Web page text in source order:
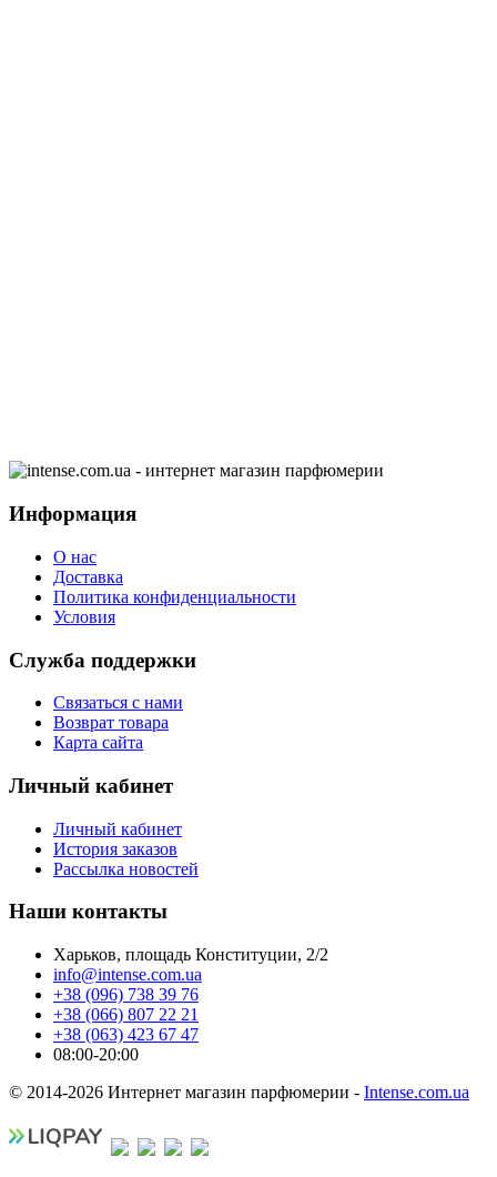
Информация
О нас
Доставка
Политика конфиденциальности
Условия
Служба поддержки
Связаться с нами
Возврат товара
Карта сайта
Личный кабинет
Личный кабинет
История заказов
Рассылка новостей
Наши контакты
Харьков, площадь Конституции, 2/2
info@intense.com.ua
+38 (096) 738 39 76
+38 (066) 807 22 21
+38 (063) 423 67 47
08:00-20:00
© 2014-2026 Интернет магазин парфюмерии - Intense.com.ua